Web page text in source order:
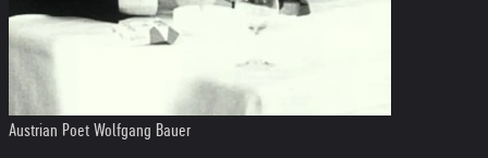
Austrian Poet Wolfgang Bauer